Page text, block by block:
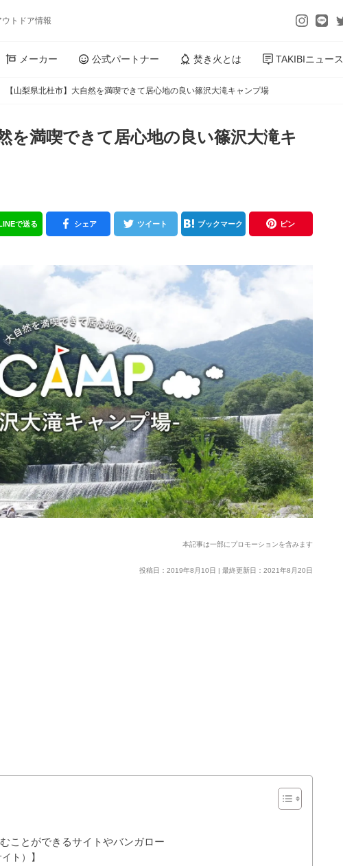
トドア情報
メーカー 公式パートナー 焚き火とは TAKIBIニュース
【山梨県北杜市】大自然を満喫できて居心地の良い篠沢大滝キャンプ場
を満喫できて居心地の良い篠沢大滝キ
で送る シェア ツイート ブックマーク ピン
本記事は一部にプロモーションを含みます
投稿日：2019年8月10日 | 最終更新日：2021年8月20日
ことができるサイトやバンガロー
ト）】